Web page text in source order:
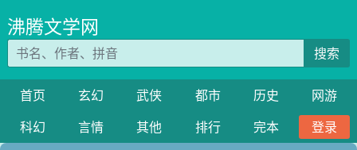
沸腾文学网
搜索
首页 玄幻 武侠 都市 历史
网游
科幻
言情 其他 排行 完本
登录